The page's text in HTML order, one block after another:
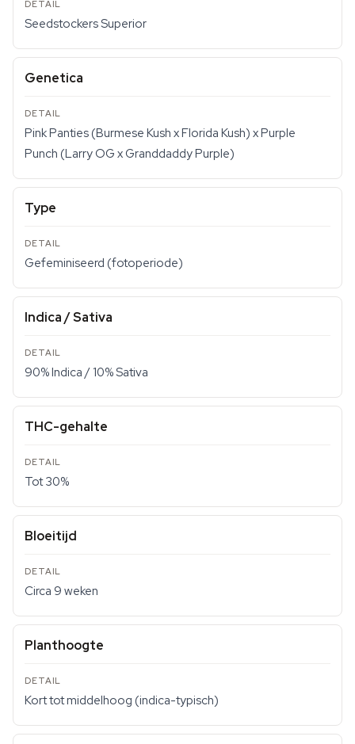
Seedstockers Superior
Genetica
Pink Panties (Burmese Kush x Florida Kush) x Purple
Punch (Larry OG x Granddaddy Purple)
Type
Gefeminiseerd (fotoperiode)
Indica / Sativa
90% Indica / 10% Sativa
THC-gehalte
Tot 30%
Bloeitijd
Circa 9 weken
Planthoogte
Kort tot middelhoog (indica-typisch)